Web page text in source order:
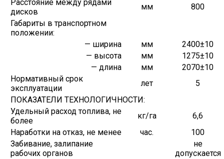
Расстояние между рядами
дисков
мм
800
Габариты в транспортном
положении:
— ширина
мм
2400±10
— высота
мм
1275±10
— длина
мм
2070±10
Нормативный срок
эксплуатации
лет
5
ПОКАЗАТЕЛИ ТЕХНОЛОГИЧНОСТИ:
Удельный расход топлива, не
более
кг/га
6,6
Наработки на отказ, не менее
час.
100
Забивание, залипание
рабочих органов
не
допускается